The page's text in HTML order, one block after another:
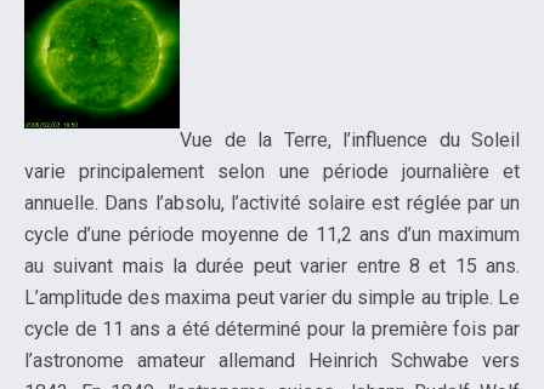
Vue de la Terre, l’influence du Soleil
varie principalement selon une période journalière et
annuelle. Dans l’absolu, l’activité solaire est réglée par un
cycle d’une période moyenne de 11,2 ans d’un maximum
au suivant mais la durée peut varier entre 8 et 15 ans.
L’amplitude des maxima peut varier du simple au triple. Le
cycle de 11 ans a été déterminé pour la première fois par
l’astronome amateur allemand Heinrich Schwabe vers